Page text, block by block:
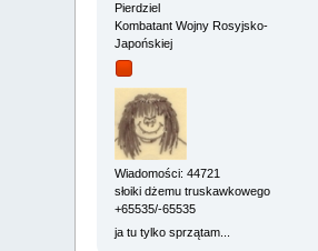
Pierdziel
Kombatant Wojny Rosyjsko-
Japońskiej
Wiadomości: 44721
słoiki dżemu truskawkowego
+65535/-65535
ja tu tylko sprzątam...